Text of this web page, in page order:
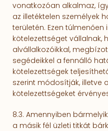
vonatkozóan alkalmaz,
az illetéktelen személyek
területén. Ezen túlmenően
kötelezettséget vállalnak,
alvállalkozóikkal,
segédeikkel a fennálló
kötelezettségek
szerint módosítják, illetve
kötelezettségeket
8.3. Amennyiben
a másik fél üzleti titkát